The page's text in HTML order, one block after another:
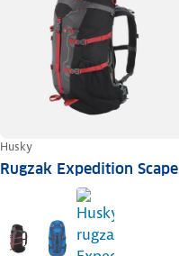
Husky
Rugzak Expedition Scape